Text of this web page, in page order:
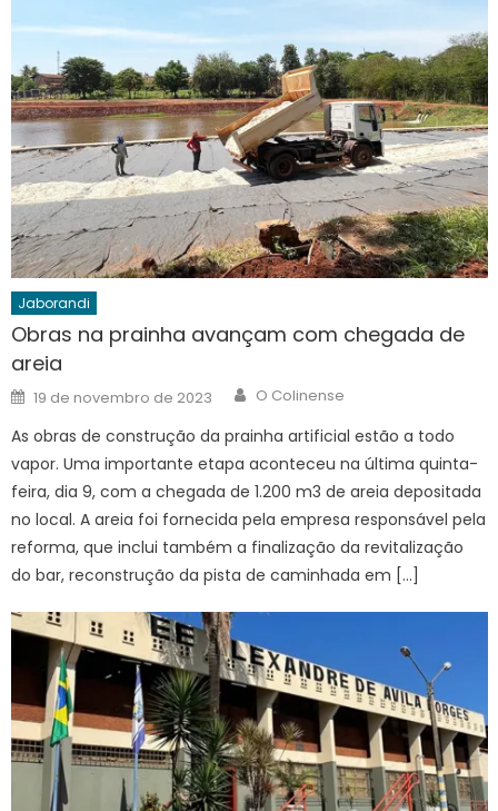
Jaborandi
Obras na prainha avançam com chegada de
areia
Posted
on
19 de novembro de 2023 Author
O Colinense
As obras de construção da prainha artificial estão a todo
vapor. Uma importante etapa aconteceu na última quinta-
feira, dia 9, com a chegada de 1.200 m3 de areia depositada
no local. A areia foi fornecida pela empresa responsável pela
reforma, que inclui também a finalização da revitalização
do bar, reconstrução da pista de caminhada em […]